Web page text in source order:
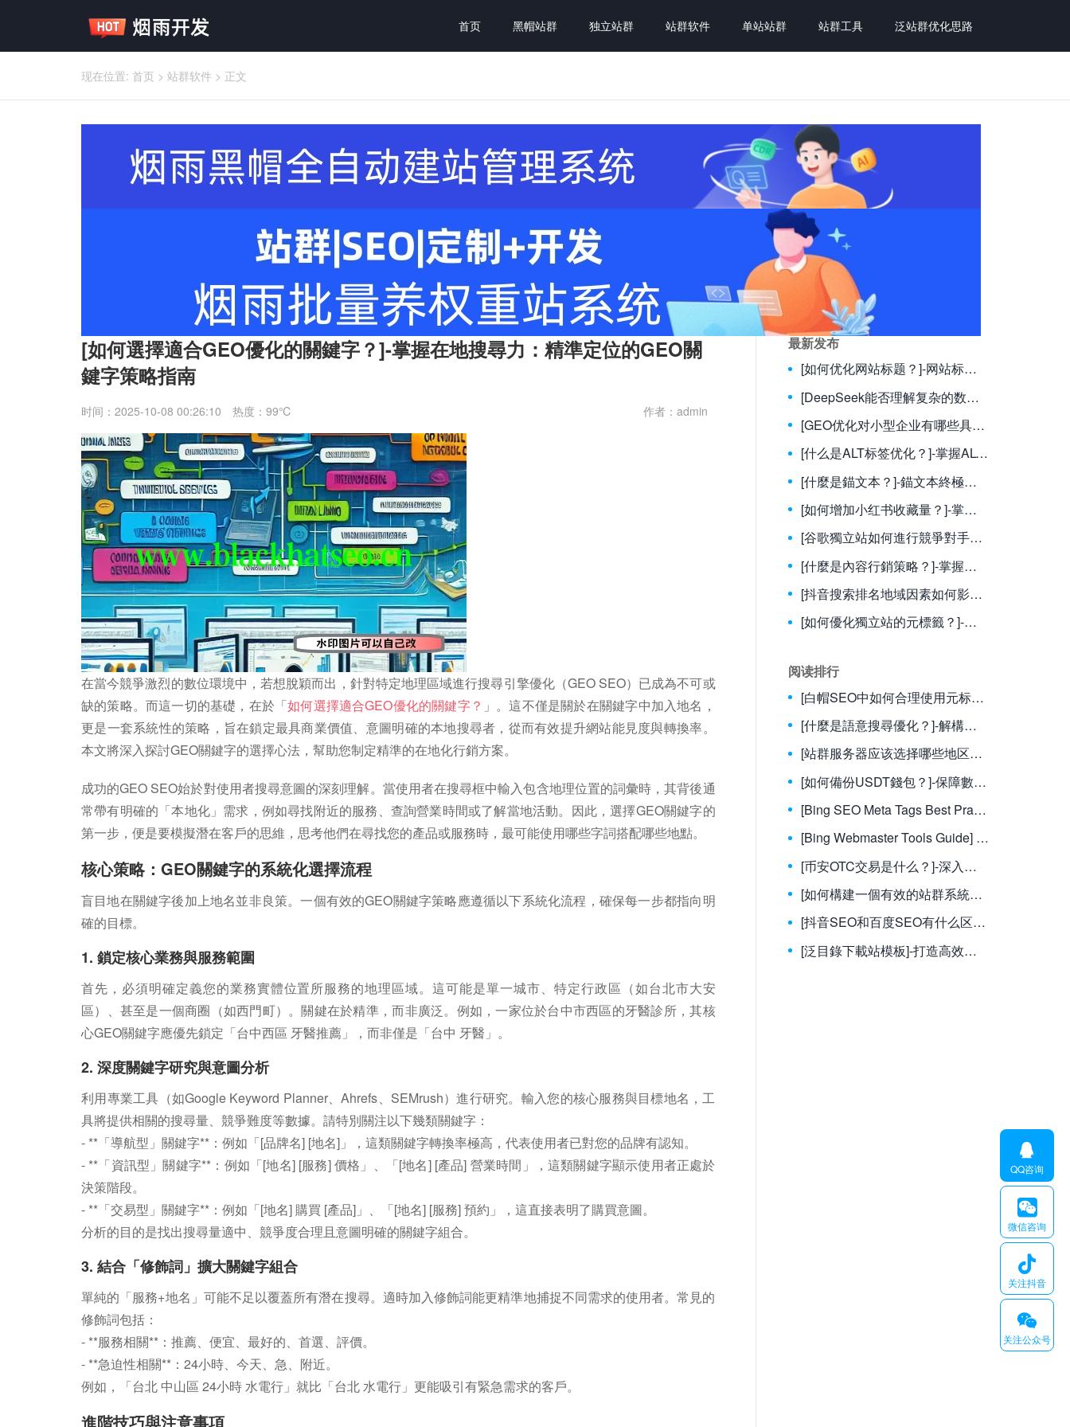
首页 黑帽站群 独立站群 站群软件 单站站群 站群工具 泛站群优化思路
现在位置: 首页 > 站群软件 > 正文
[如何選擇適合GEO優化的關鍵字？]-掌握在地搜尋力：精準定位的GEO關
鍵字策略指南
时间：2025-10-08 00:26:10 作者：admin
热度：99℃
在當今競爭激烈的數位環境中，若想脫穎而出，針對特定地理區域進行搜尋引擎優化（GEO SEO）已成為不可或
缺的策略。而這一切的基礎，在於「如何選擇適合GEO優化的關鍵字？ 」。這不僅是關於在關鍵字中加入地名，
更是一套系統性的策略，旨在鎖定最具商業價值、意圖明確的本地搜尋者，從而有效提升網站能見度與轉換率。
本文將深入探討GEO關鍵字的選擇心法，幫助您制定精準的在地化行銷方案。
成功的GEO SEO始於對使用者搜尋意圖的深刻理解。當使用者在搜尋框中輸入包含地理位置的詞彙時，其背後通
常帶有明確的「本地化」需求，例如尋找附近的服務、查詢營業時間或了解當地活動。因此，選擇GEO關鍵字的
第一步，便是要模擬潛在客戶的思維，思考他們在尋找您的產品或服務時，最可能使用哪些字詞搭配哪些地點。
核心策略：GEO關鍵字的系統化選擇流程
盲目地在關鍵字後加上地名並非良策。一個有效的GEO關鍵字策略應遵循以下系統化流程，確保每一步都指向明
確的目標。
1. 鎖定核心業務與服務範圍
首先，必須明確定義您的業務實體位置所服務的地理區域。這可能是單一城市、特定行政區（如台北市大安
區）、甚至是一個商圈（如西門町）。關鍵在於精準，而非廣泛。例如，一家位於台中市西區的牙醫診所，其核
心GEO關鍵字應優先鎖定「台中西區 牙醫推薦」，而非僅是「台中 牙醫」。
2. 深度關鍵字研究與意圖分析
利用專業工具（如Google Keyword Planner、Ahrefs、SEMrush）進行研究。輸入您的核心服務與目標地名，工
具將提供相關的搜尋量、競爭難度等數據。請特別關注以下幾類關鍵字：
- **「導航型」關鍵字**：例如「[品牌名] [地名]」，這類關鍵字轉換率極高，代表使用者已對您的品牌有認知。
- **「資訊型」關鍵字**：例如「[地名] [服務] 價格」、「[地名] [產品] 營業時間」，這類關鍵字顯示使用者正處於
決策階段。
- **「交易型」關鍵字**：例如「[地名] 購買 [產品]」、「[地名] [服務] 預約」，這直接表明了購買意圖。
分析的目的是找出搜尋量適中、競爭度合理且意圖明確的關鍵字組合。
3. 結合「修飾詞」擴大關鍵字組合
單純的「服務+地名」可能不足以覆蓋所有潛在搜尋。適時加入修飾詞能更精準地捕捉不同需求的使用者。常見的
修飾詞包括：
- **服務相關**：推薦、便宜、最好的、首選、評價。
- **急迫性相關**：24小時、今天、急、附近。
例如，「台北 中山區 24小時 水電行」就比「台北 水電行」更能吸引有緊急需求的客戶。
進階技巧與注意事項
最新发布
[如何优化网站标题？]-网站标题优化终极指南：从入门到精通的7大核心策略
[DeepSeek能否理解复杂的数学问题？]-DeepSeek数学推理能力全面解析：从基础运算到复杂问题的智能突破
[GEO优化对小型企业有哪些具体好处？]-GEO优化：解锁小型企业本地市场的10大核心优势与实战策略
[什么是ALT标签优化？]-掌握ALT标签优化：提升网站可访问性与SEO排名的关键策略
[什麼是錨文本？]-錨文本終極指南：從基礎到進階SEO策略
[如何增加小红书收藏量？]-掌握關鍵策略，讓你的小紅書筆記收藏量暴漲！
[谷歌獨立站如何進行競爭對手分析？]-掌握市場先機：全方位谷歌獨立站競爭對手分析指南
[什麼是內容行銷策略？]-掌握內容行銷策略，打造品牌成長新引擎
[抖音搜索排名地域因素如何影響？]-解構地域性對抖音搜尋排序的關鍵影響力
[如何優化獨立站的元標籤？]-獨立站SEO成功的基石：全方位元標籤優化指南
阅读排行
[白帽SEO中如何合理使用元标签和描述？]-白帽SEO策略：最大化元標籤與描述的效益指南
[什麼是語意搜尋優化？]-解構語意搜尋：超越關鍵字的下一代SEO策略
[站群服务器应该选择哪些地区？]-站群服务器选址指南：关键因素与热门地区分析
[如何備份USDT錢包？]-保障數位資產安全：USDT錢包完整備份指南
[Bing SEO Meta Tags Best Practices] - The Ultimate Guide to Bing Meta Tags for Higher Rankings in 2024
[Bing Webmaster Tools Guide] - The Ultimate Guide to Mastering Bing Webmaster Tools
[币安OTC交易是什么？]-深入解析币安OTC交易：概念、优势与操作指南
[如何構建一個有效的站群系統？]-掌握核心策略：打造高效益站群系統的完整指南
[抖音SEO和百度SEO有什么区别？]-抖音SEO vs 百度SEO：平台特性與優化策略全解析
[泛目錄下載站模板]-打造高效資源平台的終極指南

QQ咨询

微信咨询

关注抖音
𐆄
关注公众号